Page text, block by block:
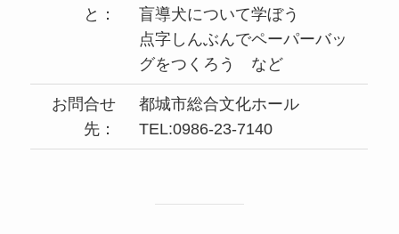
と：
盲導犬について学ぼう
点字しんぶんでペーパーバッ
グをつくろう など
お問合せ
先：
都城市総合文化ホール
TEL:0986-23-7140